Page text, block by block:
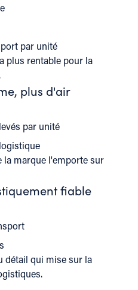
par unité
plus rentable pour la
plus d'air
par unité
la marque l'emporte sur
fiable
détail qui mise sur la